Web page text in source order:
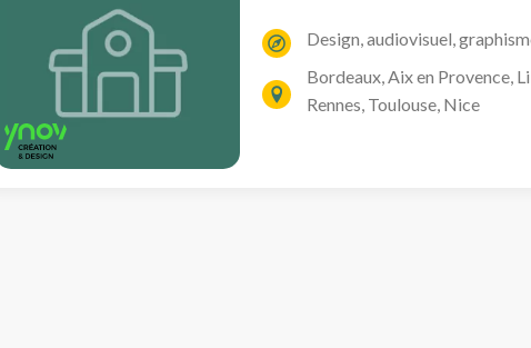
Design, audiovisuel,
Bordeaux, Aix en Provence,
Rennes, Toulouse, Nice